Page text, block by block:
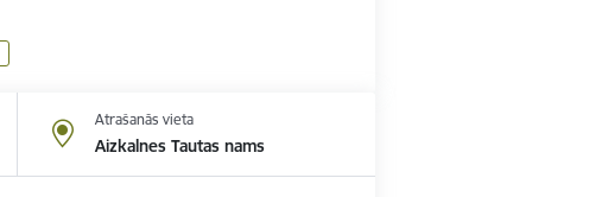
Atrašanās vieta
Aizkalnes Tautas nams